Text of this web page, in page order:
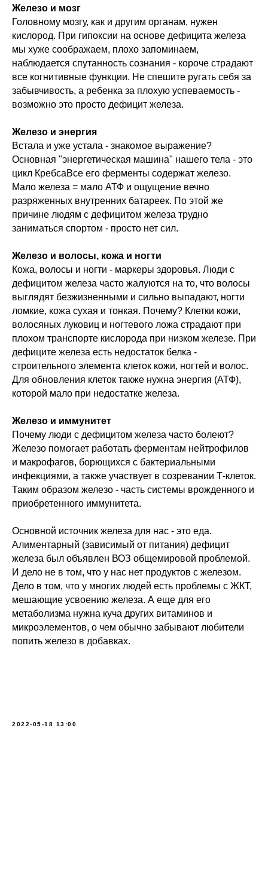
Железо и мозг
Головному мозгу, как и другим органам, нужен
кислород. При гипоксии на основе дефицита железа
мы хуже соображаем, плохо запоминаем,
наблюдается спутанность сознания - короче страдают
все когнитивные функции. Не спешите ругать себя за
забывчивость, а ребенка за плохую успеваемость -
возможно это просто дефицит железа.
Железо и энергия
Встала и уже устала - знакомое выражение?
Основная "энергетическая машина" нашего тела - это
цикл КребсаВсе его ферменты содержат железо.
Мало железа = мало АТФ и ощущение вечно
разряженных внутренних батареек. По этой же
причине людям с дефицитом железа трудно
заниматься спортом - просто нет сил.
Железо и волосы, кожа и ногти
Кожа, волосы и ногти - маркеры здоровья. Люди с
дефицитом железа часто жалуются на то, что волосы
выглядят безжизненными и сильно выпадают, ногти
ломкие, кожа сухая и тонкая. Почему? Клетки кожи,
волосяных луковиц и ногтевого ложа страдают при
плохом транспорте кислорода при низком железе. При
дефиците железа есть недостаток белка -
строительного элемента клеток кожи, ногтей и волос.
Для обновления клеток также нужна энергия (АТФ),
которой мало при недостатке железа.
Железо и иммунитет
Почему люди с дефицитом железа часто болеют?
Железо помогает работать ферментам нейтрофилов
и макрофагов, борющихся с бактериальными
инфекциями, а также участвует в созревании Т-клеток.
Таким образом железо - часть системы врожденного и
приобретенного иммунитета.
Основной источник железа для нас - это еда.
Алиментарный (зависимый от питания) дефицит
железа был объявлен ВОЗ общемировой проблемой.
И дело не в том, что у нас нет продуктов с железом.
Дело в том, что у многих людей есть проблемы с ЖКТ,
мешающие усвоению железа. А еще для его
метаболизма нужна куча других витаминов и
микроэлементов, о чем обычно забывают любители
попить железо в добавках.
2022-05-18 13:00